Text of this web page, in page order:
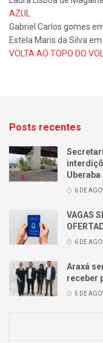
AZUL
Gabriel Carlos gomes
Estela Maris da Silvaem
VOLTA AO TOPO DO
Posts recentes
6 DE
VAGAS
6 DE
Araxá
receber
5 DE